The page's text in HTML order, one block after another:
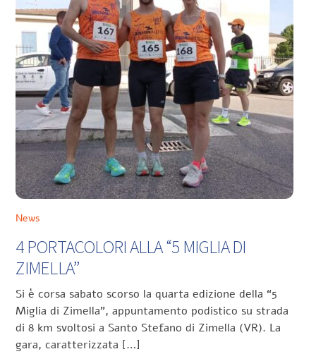
News
4 PORTACOLORI ALLA “5 MIGLIA DI
ZIMELLA”
Si è corsa sabato scorso la quarta edizione della “5
Miglia di Zimella”, appuntamento podistico su strada
di 8 km svoltosi a Santo Stefano di Zimella (VR). La
gara, caratterizzata […]